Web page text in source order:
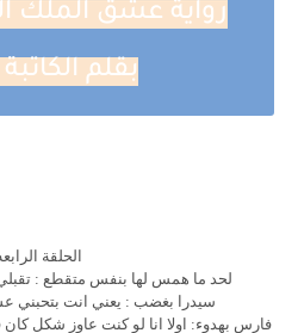
بقلم الكاتبة
الحلقة
لحد ما همس لها بنفس متقطع :
سيدرا بغضب : يعني انت
فارس بهدوء: اولا انا لو كنت عاوز شكل